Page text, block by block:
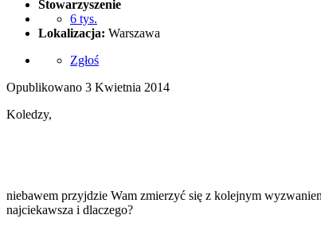
Stowarzyszenie
6 tys.
Lokalizacja: Warszawa
Zgłoś
Opublikowano 3 Kwietnia 2014
Koledzy,
niebawem przyjdzie Wam zmierzyć się z kolejnym
najciekawsza i dlaczego?